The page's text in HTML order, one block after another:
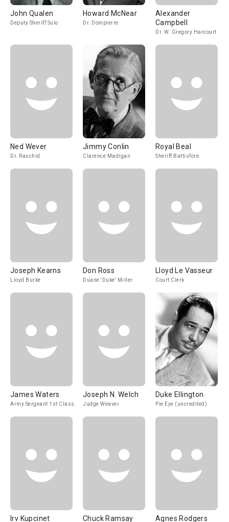
John Qualen
Deputy Sheriff Sulo
Howard McNear
Dr. Dompierre
Alexander
Campbell
Dr. W. Gregory Harcourt
Ned Wever
Dr. Raschid
Jimmy Conlin
Clarence Madigan
Royal Beal
Sheriff Battisfore
Joseph Kearns
Lloyd Burke
Don Ross
Duane 'Duke' Miller
Lloyd Le Vasseur
Court Clerk
James Waters
Army Sergeant 1st Class
Joseph N. Welch
Judge Weaver
Duke Ellington
Pie Eye (uncredited)
Irv Kupcinet Chuck Ramsay Agnes Rodgers